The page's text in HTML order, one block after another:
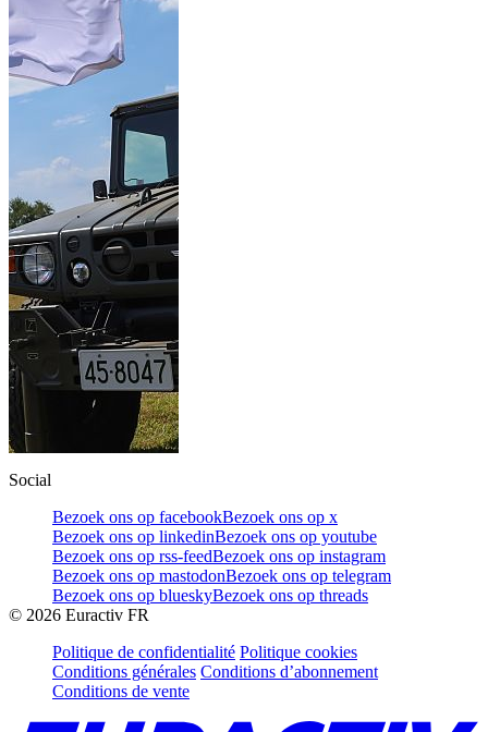
Social
Bezoek ons op facebookBezoek ons op x
Bezoek ons op linkedinBezoek ons op youtube
Bezoek ons op rss-feedBezoek ons op instagram
Bezoek ons op mastodonBezoek ons op telegram
Bezoek ons op blueskyBezoek ons op threads
© 2026 Euractiv FR
Politique de confidentialité Politique cookies
Conditions générales Conditions d’abonnement
Conditions de vente